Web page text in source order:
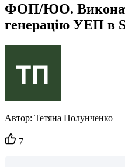
ФОП/ЮО.
генерацію УЕП в
Автор: Тетяна Полунченко
Кількість
вподобайок:
7